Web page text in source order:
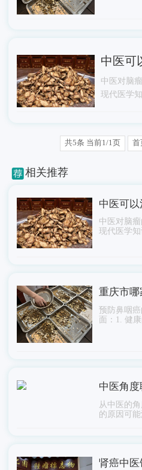
中医可
中医对脑
现代医学
共5条 当前1/1页 首
相关推荐
中医可以
中医对脑
现代医学知
重庆市
预防鼻咽
面：1. 健康
中医角
从中医的
的原因可能
肾癌中医